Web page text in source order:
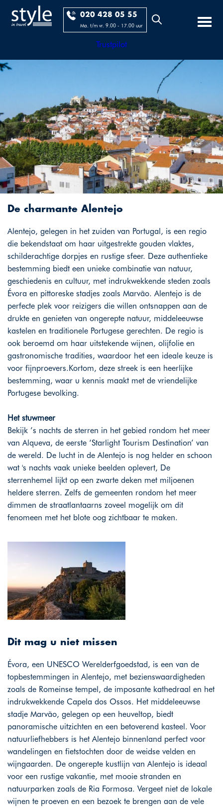
020 428 05 55
Ma. t/m vr. 9.00 - 17.00 uur
Trustpilot
De charmante Alentejo
Alentejo, gelegen in het zuiden van Portugal, is een regio
die bekendstaat om haar uitgestrekte gouden vlaktes,
schilderachtige dorpjes en rustige sfeer. Deze authentieke
bestemming biedt een unieke combinatie van natuur,
geschiedenis en cultuur, met indrukwekkende steden zoals
Évora en pittoreske stadjes zoals Marvão. Alentejo is de
perfecte plek voor reizigers die willen ontsnappen aan de
drukte en genieten van ongerepte natuur, middeleeuwse
kastelen en traditionele Portugese gerechten. De regio is
ook beroemd om haar uitstekende wijnen, olijfolie en
gastronomische tradities, waardoor het een ideale keuze is
voor fijnproevers.Kortom, deze streek is een heerlijke
bestemming, waar u kennis maakt met de vriendelijke
Portugese bevolking.
Het stuwmeer
Bekijk ’s nachts de sterren in het gebied rondom het meer
van Alqueva, de eerste ‘Starlight Tourism Destination’ van
de wereld. De lucht in de Alentejo is nog helder en schoon
wat 's nachts vaak unieke beelden oplevert, De
sterrenhemel lijkt op een zwarte deken met miljoenen
heldere sterren. Zelfs de gemeenten rondom het meer
dimmen de straatlantaarns zoveel mogelijk om dit
fenomeen met het blote oog zichtbaar te maken.
Dit mag u niet missen
Évora, een UNESCO Werelderfgoedstad, is een van de
topbestemmingen in Alentejo, met bezienswaardigheden
zoals de Romeinse tempel, de imposante kathedraal en het
indrukwekkende Capela dos Ossos. Het middeleeuwse
stadje Marvão, gelegen op een heuveltop, biedt
panoramische uitzichten en een betoverend kasteel. Voor
natuurliefhebbers is het Alentejo binnenland perfect voor
wandelingen en fietstochten door de weidse velden en
wijngaarden. De ongerepte kustlijn van Alentejo is ideaal
voor een rustige vakantie, met mooie stranden en
natuurparken zoals de Ria Formosa. Vergeet niet de lokale
wijnen te proeven en een bezoek te brengen aan de vele